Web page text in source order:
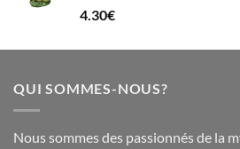
4.30€
QUI SOMMES-NOUS?
Nous sommes des passionnés de la